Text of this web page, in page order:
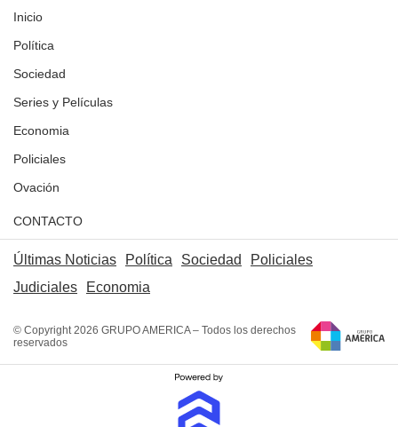
Inicio
Política
Sociedad
Series y Películas
Economia
Policiales
Ovación
CONTACTO
Últimas Noticias Política Sociedad
Policiales
Judiciales
Economia
© Copyright 2026 GRUPO AMERICA – Todos los derechos
reservados